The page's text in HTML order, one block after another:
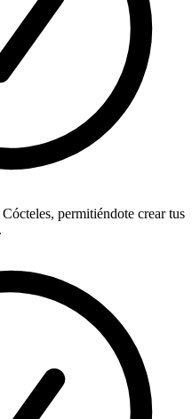
permitiéndote crear tus